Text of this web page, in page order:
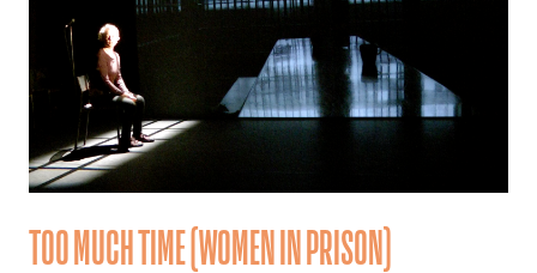
TOO MUCH TIME (WOMEN IN PRISON)